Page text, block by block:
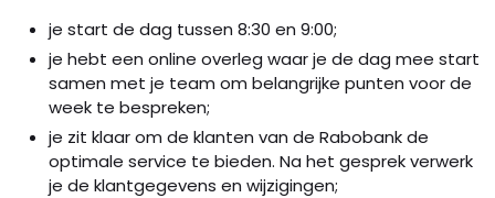
je start de dag tussen 8:30 en 9:00;
je hebt een online overleg waar je de dag mee start
samen met je team om belangrijke punten voor de
week te bespreken;
je zit klaar om de klanten van de Rabobank de
optimale service te bieden. Na het gesprek verwerk
je de klantgegevens en wijzigingen;